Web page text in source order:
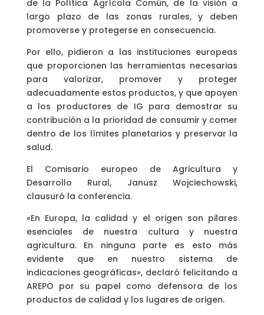
de la Política Agrícola Común, de la visión a
largo plazo de las zonas rurales, y deben
promoverse y protegerse en consecuencia.
Por ello, pidieron a las instituciones europeas
que proporcionen las herramientas necesarias
para valorizar, promover y proteger
adecuadamente estos productos, y que apoyen
a los productores de IG para demostrar su
contribución a la prioridad de consumir y comer
dentro de los límites planetarios y preservar la
salud.
El Comisario europeo de Agricultura y
Desarrollo Rural, Janusz Wojciechowski,
clausuró la conferencia.
«En Europa, la calidad y el origen son pilares
esenciales de nuestra cultura y nuestra
agricultura. En ninguna parte es esto más
evidente que en nuestro sistema de
indicaciones geográficas», declaró felicitando a
AREPO por su papel como defensora de los
productos de calidad y los lugares de origen.